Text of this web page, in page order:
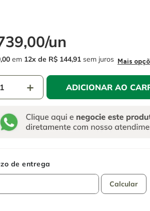
,00/un
,00 em 12 R$ 144,91 sem juros Mais
＋ ADICIONAR AO